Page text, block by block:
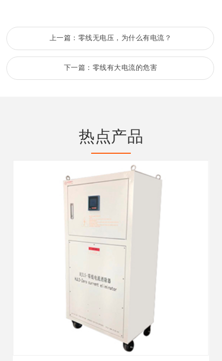
上一篇： 零线无电压，为什么有电流？
下一篇： 零线有大电流的危害
热点产品